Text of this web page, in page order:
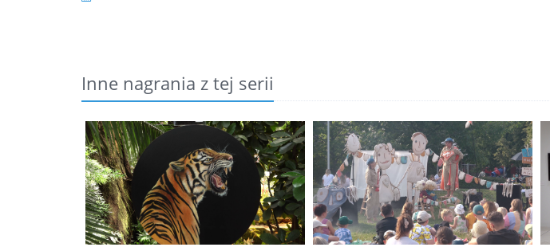
Inne nagrania z tej serii